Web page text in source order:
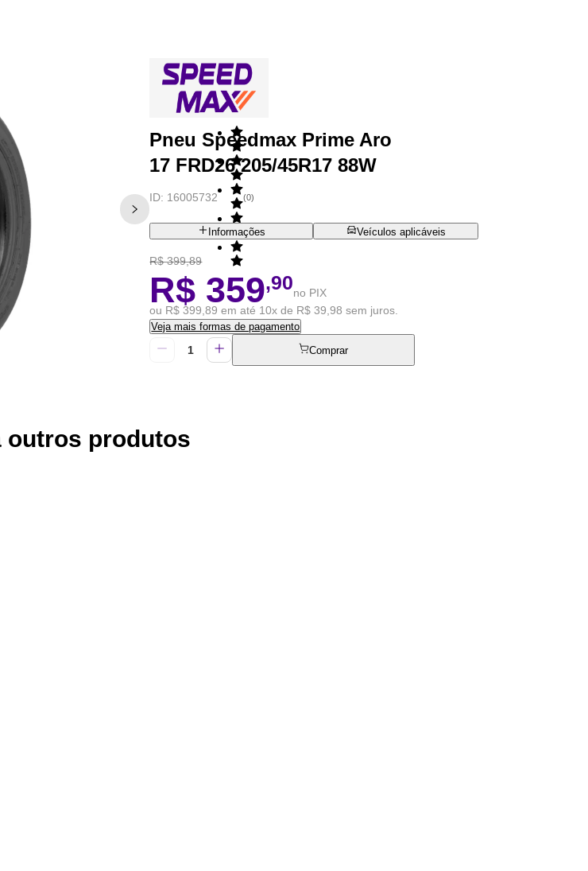
Pneu Speedmax Prime Aro
17 FRD26 205/45R17 88W
ID: 16005732 (0)
Informações Veículos aplicáveis
R$ 399,89
R$ 359,90no PIX
ou R$ 399,89 em até 10x de R$ 39,98 sem juros.
Veja mais formas de pagamento
Comprar
outros produtos